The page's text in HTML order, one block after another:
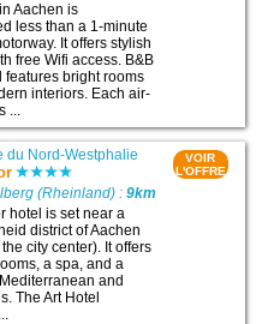
Aachen is
less than a 1-minute
It offers stylish
free Wifi access. B&B
features bright rooms
interiors. Each air-
...
du Nord-Westphalie
(Rheinland) :9km
hotel is set near a
district of Aachen
city center). It offers
a spa, and a
and
The Art Hotel
VOIR
L'OFFRE